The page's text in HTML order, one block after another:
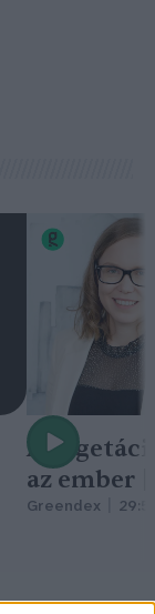
A
az ember
Greendex